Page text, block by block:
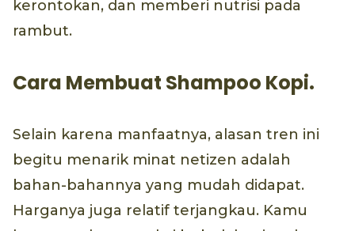
kerontokan, dan memberi nutrisi pada
rambut.
Cara Membuat Shampoo Kopi.
Selain karena manfaatnya, alasan tren ini
begitu menarik minat netizen adalah
bahan-bahannya yang mudah didapat.
Harganya juga relatif terjangkau. Kamu